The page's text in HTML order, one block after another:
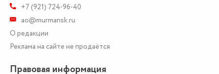
+7 (921) 724-96-40
ao@murmansk.ru
О редакции
Реклама на сайте не продаётся
Правовая информация